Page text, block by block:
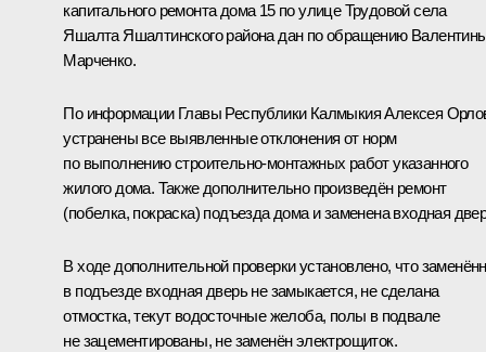
капитального ремонта дома 15 по улице Трудовой села
Яшалта Яшалтинского района дан по обращению
Марченко.
По информации Главы Республики Калмыкия Алексея
устранены все выявленные отклонения от норм
по выполнению строительно-монтажных работ указанного
жилого дома. Также дополнительно произведён ремонт
(побелка, покраска) подъезда дома и заменена входная
В ходе дополнительной проверки установлено, что
в подъезде входная дверь не замыкается, не сделана
отмостка, текут водосточные желоба, полы в подвале
не зацементированы, не заменён электрощиток.